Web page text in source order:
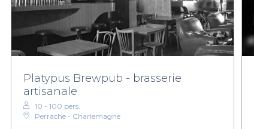
Platypus Brewpub - brasserie
artisanale
10 - 100 pers.
Perrache - Charlemagne